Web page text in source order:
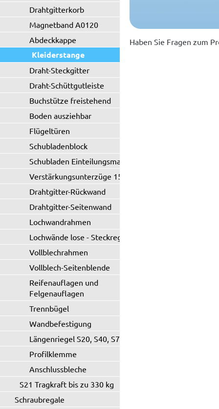
Drahtgitterkorb
Magnetband A0120
Abdeckkappe
Kleiderstange
Draht-Steckgitter
Draht-Schüttgutleiste
Buchstütze freistehend
Boden ausziehbar
Flügeltüren
Schubladenblock
Schubladen Einteilungsmaterial
Verstärkungsunterzüge 150 kg
Drahtgitter-Rückwand
Drahtgitter-Seitenwand
Lochwandrahmen
Lochwände lose - Steckregal
Vollblechrahmen
Vollblech-Seitenblende
Reifenauflagen und
Felgenauflagen
Trennbügel
Wandbefestigung
Längenriegel S20, S40, S71
Profilklemme
Anschlussbleche
S21 Tragkraft bis zu 330 kg
Schraubregale
Haben Sie Fragen zum